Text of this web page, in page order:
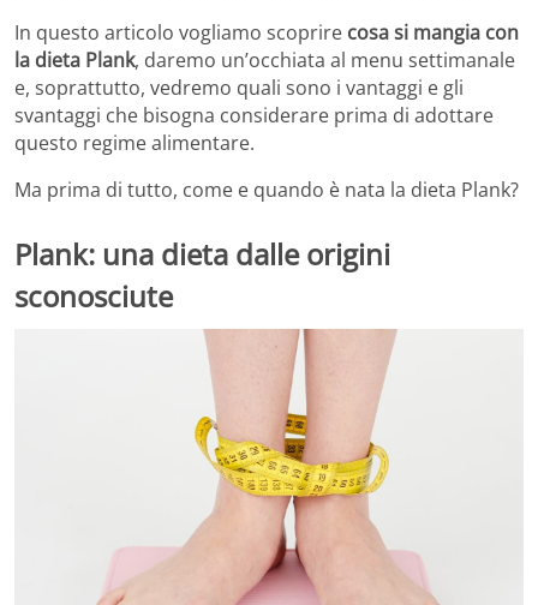
In questo articolo vogliamo scoprire cosa si mangia con
la dieta Plank, daremo un’occhiata al menu settimanale
e, soprattutto, vedremo quali sono i vantaggi e gli
svantaggi che bisogna considerare prima di adottare
questo regime alimentare.
Ma prima di tutto, come e quando è nata la dieta Plank?
Plank: una dieta dalle origini
sconosciute